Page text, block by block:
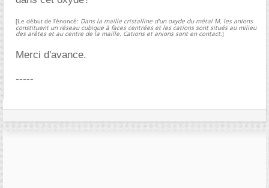
[Le début de l'énoncé: Dans la maille cristalline d'un oxyde du métal M, les anions
constituent un réseau cubique à faces centrées et les cations sont situés au milieu
des arêtes et au centre de la maille. Cations et anions sont en contact.]
Merci d'avance.
-----